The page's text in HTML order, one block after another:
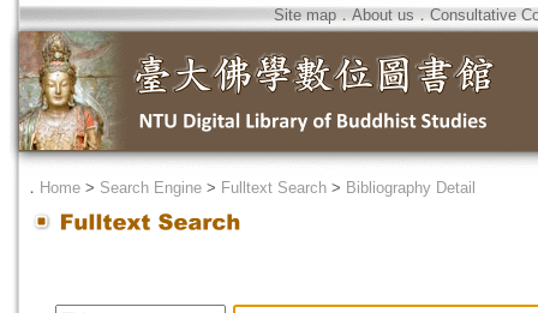
Site map．About us ． Consultative
． Home > Search Engine > Fulltext Search > Bibliography Detail